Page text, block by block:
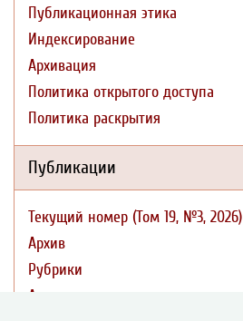
Публикационная этика
Индексирование
Архивация
Политика открытого доступа
Политика раскрытия
Публикации
Текущий номер (Том 19, №3, 2026)
Архив
Рубрики
Авторы